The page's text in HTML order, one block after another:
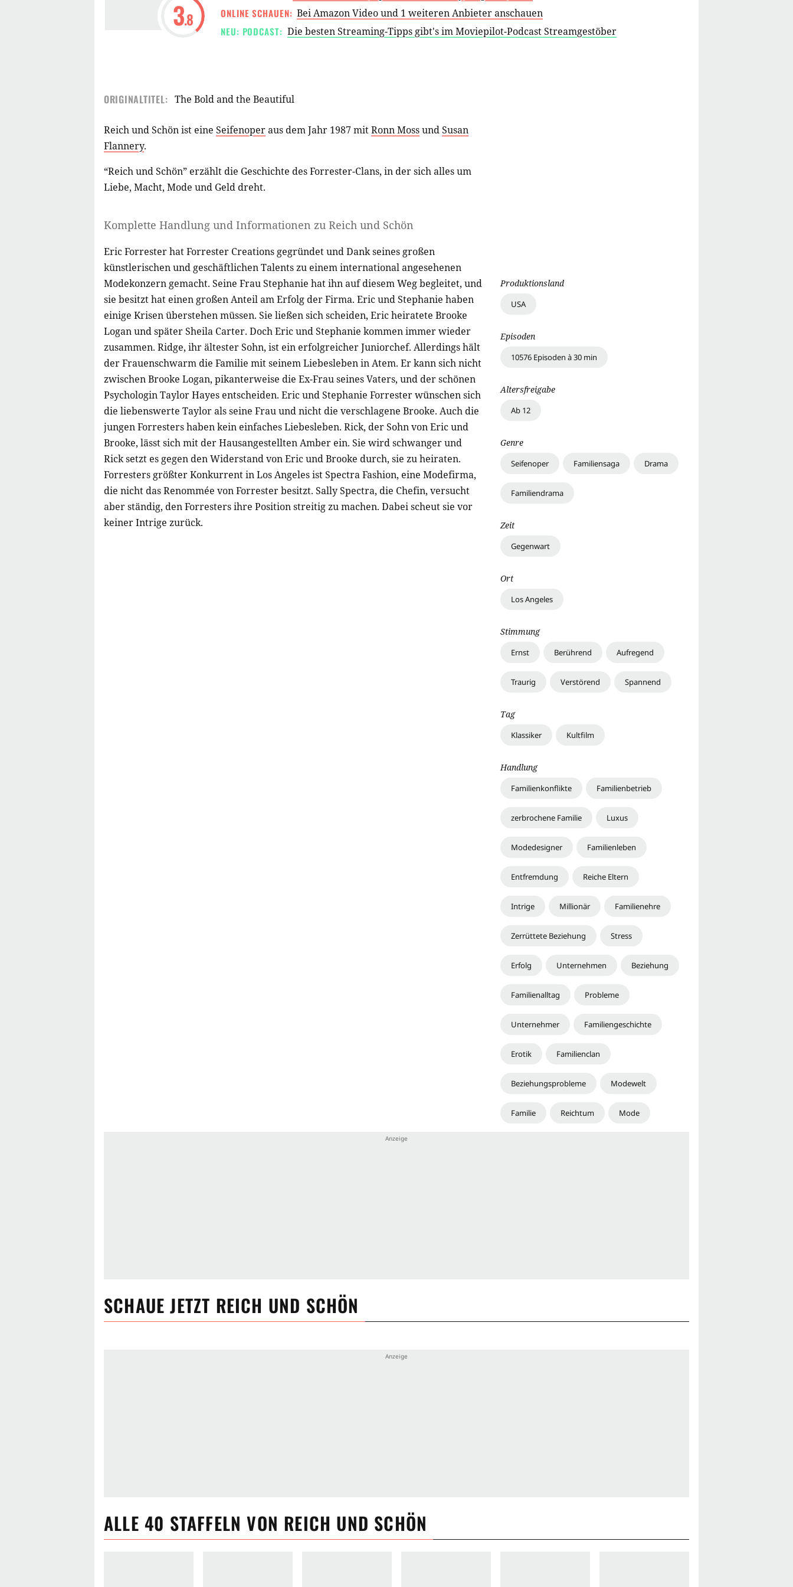
3.8
ONLINE SCHAUEN: Bei Amazon Video und 1 weiteren Anbieter anschauen
NEU: PODCAST: Die besten Streaming-Tipps gibt's im Moviepilot-Podcast Streamgestöber
ORIGINALTITEL: The Bold and the Beautiful
Reich und Schön ist eine Seifenoperaus dem Jahr 1987 mitRonn MossundSusan
Flannery.
“Reich und Schön” erzählt die Geschichte des Forrester-Clans, in der sich alles um
Liebe, Macht, Mode und Geld dreht.
Komplette Handlung und Informationen zu Reich und Schön
Eric Forrester hat Forrester Creations gegründet und Dank seines großen
künstlerischen und geschäftlichen Talents zu ei­nem international angesehenen
Modekonzern gemacht. Seine Frau Stephanie hat ihn auf diesem Weg begleitet, und
sie besitzt hat einen großen Anteil am Erfolg der Firma. Eric und Stephanie haben
einige Krisen überstehen müssen. Sie ließen sich scheiden, Eric heiratete Brooke
Logan und später Sheila Carter. Doch Eric und Stephanie kommen immer wieder
zusammen. Ridge, ihr ältester Sohn, ist ein erfolgreicher Junior­chef. Allerdings hält
der Frauenschwarm die Familie mit seinem Liebesleben in Atem. Er kann sich nicht
zwischen Brooke Logan, pikanterweise die Ex-Frau seines Vaters, und der schönen
Psychologin Taylor Hayes entschei­den. Eric und Stephanie Forrester wünschen sich
die liebenswerte Taylor als seine Frau und nicht die verschlagene Brooke. Auch die
jungen Forresters haben kein einfaches Liebesleben. Rick, der Sohn von Eric und
Brooke, lässt sich mit der Hausangestellten Amber ein. Sie wird schwanger und
Rick setzt es gegen den Wider­stand von Eric und Brooke durch, sie zu heiraten.
Forresters größter Konkurrent in Los Angeles ist Spectra Fashion, eine Modefirma,
die nicht das Renommée von Forrester besitzt. Sally Spectra, die Chefin, versucht
aber ständig, den Forresters ihre Posi­tion streitig zu machen. Dabei scheut sie vor
keiner Intrige zurück.
Produktionsland
USA
Episoden
10576 Episoden à 30 min
Altersfreigabe
Ab 12
Genre
Seifenoper Familiensaga Drama
Familiendrama
Zeit
Gegenwart
Ort
Los Angeles
Stimmung
Ernst Berührend Aufregend
Traurig Verstörend Spannend
Tag
Klassiker Kultfilm
Handlung
Familienkonflikte Familienbetrieb
zerbrochene Familie Luxus
Modedesigner Familienleben
Entfremdung Reiche Eltern
Intrige Millionär Familienehre
Zerrüttete Beziehung Stress
Erfolg Unternehmen Beziehung
Familienalltag Probleme
Unternehmer Familiengeschichte
Erotik Familienclan
Beziehungsprobleme Modewelt
Familie Reichtum Mode
SCHAUE JETZT REICH UND SCHÖN
ALLE 40 STAFFELN VON REICH UND SCHÖN